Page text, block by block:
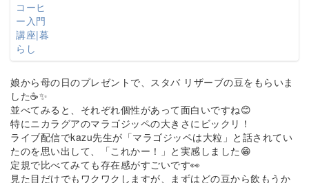
娘から母の日のプレゼントで、スタバ リザーブの豆をもらいま
した☕✨
並べてみると、それぞれ個性があって面白いですね😊
特にニカラグアのマラゴジッペの大きさにビックリ！
ライブ配信でkazu先生が「マラゴジッペは大粒」と話されてい
たのを思い出して、「これかー！」と実感しました😁
定規で比べてみても存在感がすごいです👀
見た目だけでもワクワクしますが、まずはどの豆から飲もうか